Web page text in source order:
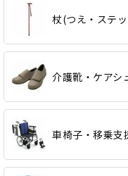
杖(つえ・ステ
介護靴・ケアシ
車椅子・移乗支